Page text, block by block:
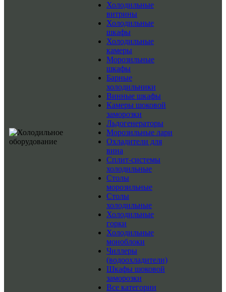
Холодильные
витрины
Холодильные
шкафы
Холодильные
камеры
Морозильные
шкафы
Барные
холодильники
Винные шкафы
Камеры шоковой
заморозки
Льдогенераторы
Морозильные лари
Охладители для
вина
Сплит-системы
холодильные
Столы
морозильные
Столы
холодильные
Холодильные
горки
Холодильные
моноблоки
Чиллеры
(водоохладители)
Шкафы шоковой
заморозки
Все категории